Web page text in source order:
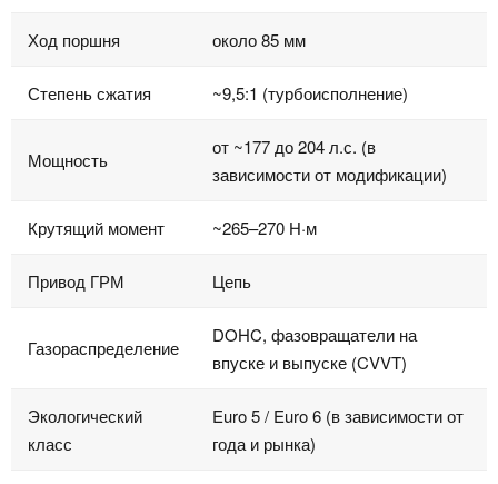
Ход поршня около 85 мм
Степень сжатия ~9,5:1 (турбоисполнение)
Мощность
от ~177 до 204 л.с. (в
зависимости от модификации)
Крутящий момент ~265–270 Н·м
Привод ГРМ Цепь
Газораспределение
DOHC, фазовращатели на
впуске и выпуске (CVVT)
Экологический
класс
Euro 5 / Euro 6 (в зависимости от
года и рынка)